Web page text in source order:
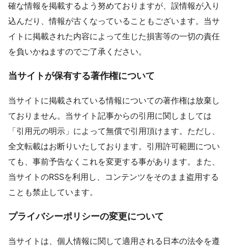
確な情報を掲載するよう努めておりますが、誤情報が入り
込んだり、情報が古くなっていることもございます。当サ
イトに掲載された内容によって生じた損害等の一切の責任
を負いかねますのでご了承ください。
当サイトが保有する著作権について
当サイトに掲載されている情報についての著作権は放棄し
ておりません。当サイト記事からの引用に関しましては
「引用元の明示」によって無償で引用頂けます。ただし、
全文転載はお断りいたしております。引用許可範囲につい
ても、事前予告なくこれを変更する事があります。また、
当サイトのRSSを利用し、コンテンツをそのまま盗用する
ことも禁止しています。
プライバシーポリシーの変更について
当サイトは、個人情報に関して適用される日本の法令を遵